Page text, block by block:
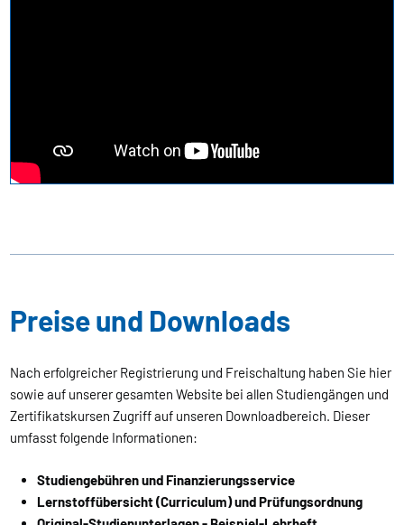
Preise und Downloads
Nach erfolgreicher Registrierung und Freischaltung haben Sie hier
sowie auf unserer gesamten Website bei allen Studiengängen und
Zertifikatskursen Zugriff auf unseren Downloadbereich. Dieser
umfasst folgende Informationen:
Studiengebühren und Finanzierungsservice
Lernstoffübersicht (Curriculum) und Prüfungsordnung